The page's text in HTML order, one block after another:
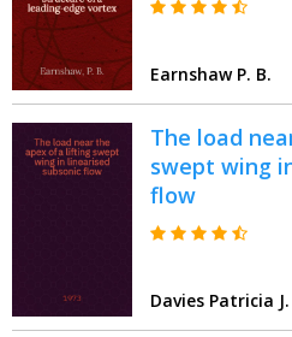
Earnshaw P. B.
The load
swept wing
flow
Davies Patricia J.